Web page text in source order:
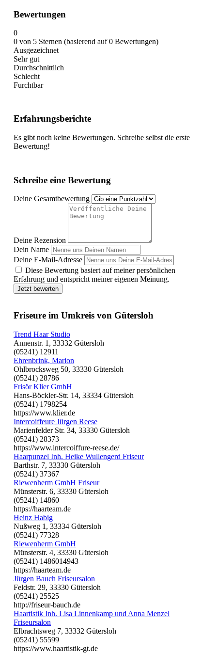
Bewertungen
0
0 von 5 Sternen (basierend auf 0 Bewertungen)
Ausgezeichnet
Sehr gut
Durchschnittlich
Schlecht
Furchtbar
Erfahrungsberichte
Es gibt noch keine Bewertungen. Schreibe selbst die erste
Bewertung!
Schreibe eine Bewertung
Deine Gesamtbewertung
Deine Rezension
Dein Name
Deine E-Mail-Adresse
Diese Bewertung basiert auf meiner persönlichen
Erfahrung und entspricht meiner eigenen Meinung.
Jetzt bewerten
Friseure im Umkreis von Gütersloh
Trend Haar Studio
Annenstr. 1, 33332 Gütersloh
(05241) 12911
Ehrenbrink, Marion
Ohlbrocksweg 50, 33330 Gütersloh
(05241) 28786
Frisör Klier GmbH
Hans-Böckler-Str. 14, 33334 Gütersloh
(05241) 1798254
https://www.klier.de
Intercoiffeure Jürgen Reese
Marienfelder Str. 34, 33330 Gütersloh
(05241) 28373
https://www.intercoiffure-reese.de/
Haarpunzel Inh. Heike Wullengerd Friseur
Barthstr. 7, 33330 Gütersloh
(05241) 37367
Riewenherm GmbH Friseur
Münsterstr. 6, 33330 Gütersloh
(05241) 14860
https://haarteam.de
Heinz Habig
Nußweg 1, 33334 Gütersloh
(05241) 77328
Riewenherm GmbH
Münsterstr. 4, 33330 Gütersloh
(05241) 1486014943
https://haarteam.de
Jürgen Bauch Friseursalon
Feldstr. 29, 33330 Gütersloh
(05241) 25525
http://friseur-bauch.de
Haartistik Inh. Lisa Linnenkamp und Anna Menzel
Friseursalon
Elbrachtsweg 7, 33332 Gütersloh
(05241) 55599
https://www.haartistik-gt.de